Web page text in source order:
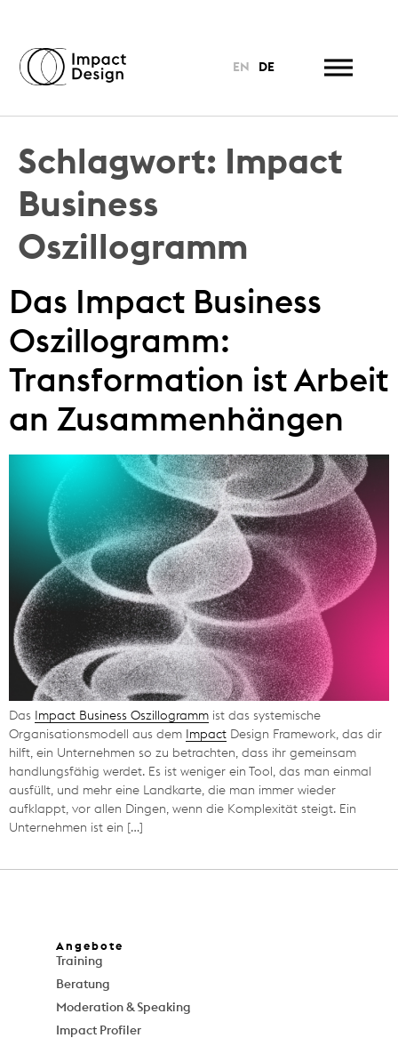
EN DE
Schlagwort:
Impact
Business
Oszillogramm
Das Impact Business
Oszillogramm:
Transformation ist Arbeit
an Zusammenhängen
Das Impact Business Oszillogramm ist das systemische
Organisationsmodell aus dem Impact Design Framework, das dir
hilft, ein Unternehmen so zu betrachten, dass ihr gemeinsam
handlungsfähig werdet. Es ist weniger ein Tool, das man einmal
ausfüllt, und mehr eine Landkarte, die man immer wieder
aufklappt, vor allen Dingen, wenn die Komplexität steigt. Ein
Unternehmen ist ein […]
Angebote
Training
Beratung
Moderation & Speaking
Impact Profiler